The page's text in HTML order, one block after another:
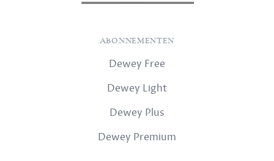
ABONNEMENTEN
Dewey Free
Dewey Light
Dewey Plus
Dewey Premium